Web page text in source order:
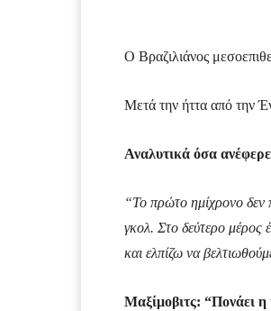
Ο Βραζιλιάνος
Μετά την ήττα από την
Αναλυτικά όσα
“Το πρώτο ημίχρονο δεν
γκολ. Στο δεύτερο μέρος
και ελπίζω να
Μαξίμοβιτς: “Πονάει η